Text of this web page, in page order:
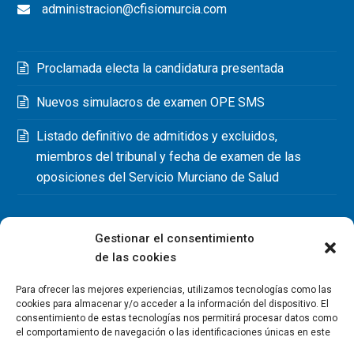
Gestionar el consentimiento
de las cookies
Para ofrecer las mejores experiencias, utilizamos tecnologías como las
cookies para almacenar y/o acceder a la información del dispositivo. El
consentimiento de estas tecnologías nos permitirá procesar datos como
el comportamiento de navegación o las identificaciones únicas en este
administracion@cfisiomurcia.com
Proclamada electa la candidatura presentada
Nuevos simulacros de examen OPE SMS
Listado definitivo de admitidos y excluidos,
miembros del tribunal y fecha de examen de las
oposiciones del Servicio Murciano de Salud